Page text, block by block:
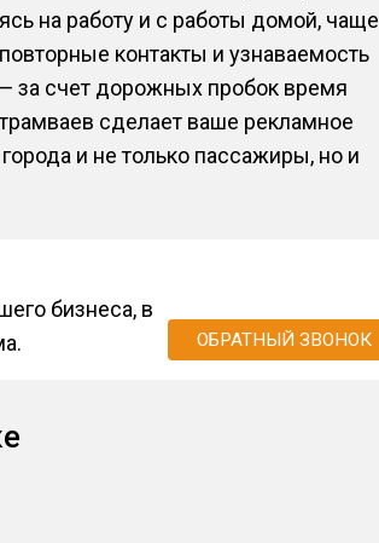
на работу и с работы домой, чаще
контакты и узнаваемость
за счет дорожных пробок время
сделает ваше рекламное
и не только пассажиры, но и
бизнеса, в
ОБРАТНЫЙ ЗВОНОК